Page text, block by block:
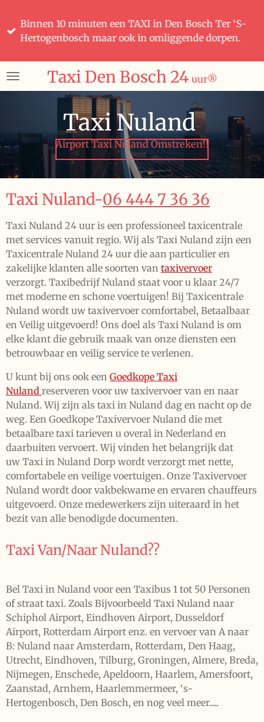
direct
naar
hoofdinhoudTaxi Den Bosch 24 uur®️
Binnen 10 minuten een TAXI in Den Bosch Ter ‘S-
Hertogenbosch maar ook in omliggende dorpen.
Taxi Nuland
Airport Taxi Nuland Omstreken!!
Taxi Nuland-06 444 7 36 36
Taxi Nuland 24 uur is een professioneel taxicentrale
met services vanuit regio. Wij als Taxi Nuland zijn een
Taxicentrale Nuland 24 uur die aan particulier en
zakelijke klanten alle soorten van taxivervoer
verzorgt. Taxibedrijf Nuland staat voor u klaar 24/7
met moderne en schone voertuigen! Bij Taxicentrale
Nuland wordt uw taxivervoer comfortabel, Betaalbaar
en Veilig uitgevoerd! Ons doel als Taxi Nuland is om
elke klant die gebruik maak van onze diensten een
betrouwbaar en veilig service te verlenen.
U kunt bij ons ook een Goedkope Taxi
Nuland reserveren voor uw taxivervoer van en naar
Nuland. Wij zijn als taxi in Nuland dag en nacht op de
weg. Een Goedkope Taxivervoer Nuland die met
betaalbare taxi tarieven u overal in Nederland en
daarbuiten vervoert. Wij vinden het belangrijk dat
uw Taxi in Nuland Dorp wordt verzorgt met nette,
comfortabele en veilige voertuigen. Onze Taxivervoer
Nuland wordt door vakbekwame en ervaren chauffeurs
uitgevoerd. Onze medewerkers zijn uiteraard in het
bezit van alle benodigde documenten.
Taxi Van/Naar Nuland??
Bel Taxi in Nuland voor een Taxibus 1 tot 50 Personen
of straat taxi. Zoals Bijvoorbeeld Taxi Nuland naar
Schiphol Airport, Eindhoven Airport, Dusseldorf
Airport, Rotterdam Airport enz. en vervoer van A naar
B: Nuland naar Amsterdam, Rotterdam, Den Haag,
Utrecht, Eindhoven, Tilburg, Groningen, Almere, Breda,
Nijmegen, Enschede, Apeldoorn, Haarlem, Amersfoort,
Zaanstad, Arnhem, Haarlemmermeer, ‘s-
Hertogenbosch, Den Bosch, en nog veel meer.....